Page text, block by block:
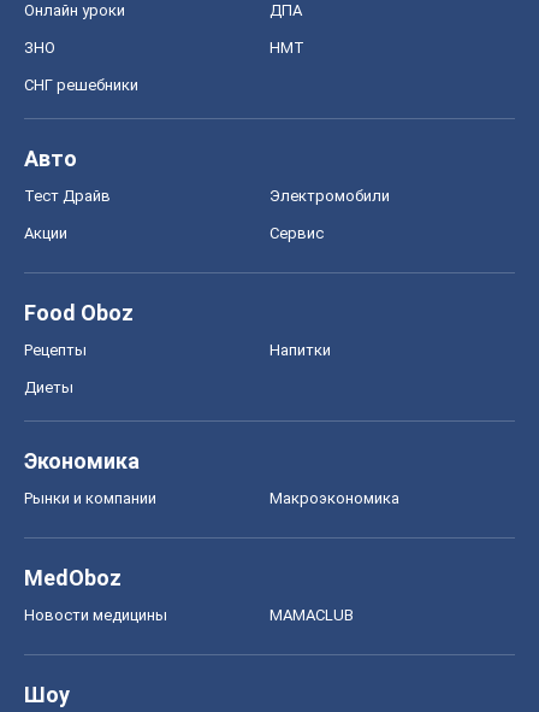
Онлайн уроки ДПА
ЗНО НМТ
СНГ решебники
Авто
Тест Драйв Электромобили
Акции Сервис
Food Oboz
Рецепты Напитки
Диеты
Экономика
Рынки и компании Mакроэкономика
MedOboz
Новости медицины MAMACLUB
Шоу